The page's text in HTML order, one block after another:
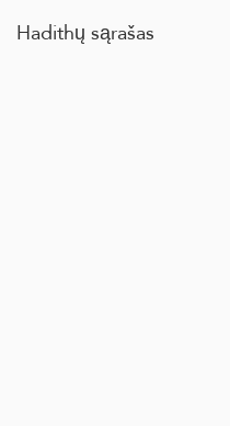
Hadithų sąrašas